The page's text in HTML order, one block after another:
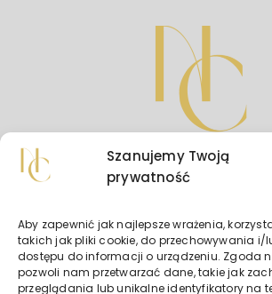
Szanujemy Twoją
prywatność
Aby zapewnić jak najlepsze wrażenia,
takich jak pliki cookie, do przechowywania i/
dostępu do informacji o urządzeniu. Zgoda
pozwoli nam przetwarzać dane, takie jak
przeglądania lub unikalne identyfikatory na
+48 730 818 900